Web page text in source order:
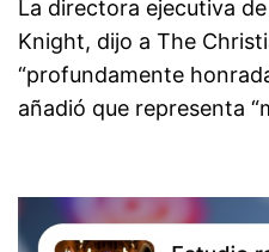
La directora ejecutiva
Knight, dijo a The
“profundamente
añadió que representa